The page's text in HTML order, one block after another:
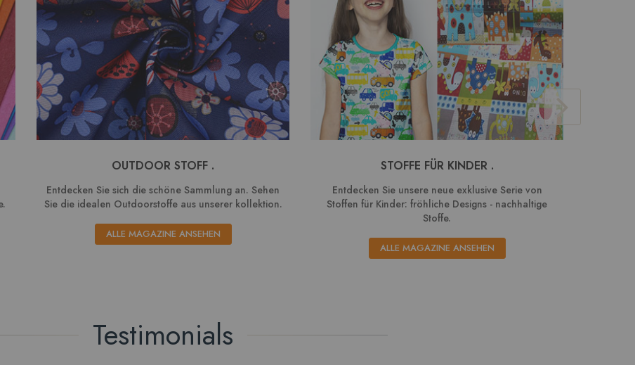
OUTDOOR STOFF .
Entdecken Sie sich die schöne Sammlung an. Sehen
Sie die idealen Outdoorstoffe aus unserer kollektion.
ALLE MAGAZINE ANSEHEN
STOFFE FÜR KINDER .
Entdecken Sie unsere neue exklusive Serie von
Stoffen für Kinder: fröhliche Designs - nachhaltige
Stoffe.
ALLE MAGAZINE ANSEHEN
Testimonials